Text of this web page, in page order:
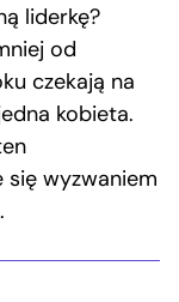
liderkę?
od
czekają na
kobieta.
się wyzwaniem